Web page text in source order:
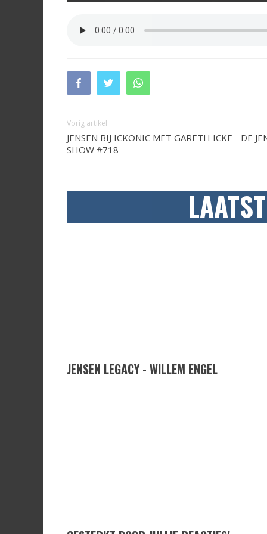
Vorig artikel
JENSEN BIJ ICKONIC MET GARETH ICKE - DE
SHOW #718
JENSEN LEGACY - WILLEM ENGEL